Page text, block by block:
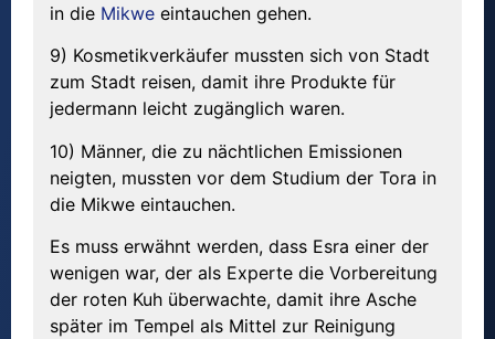
in die Mikwe eintauchen gehen.
9) Kosmetikverkäufer mussten sich von Stadt
zum Stadt reisen, damit ihre Produkte für
jedermann leicht zugänglich waren.
10) Männer, die zu nächtlichen Emissionen
neigten, mussten vor dem Studium der Tora in
die Mikwe eintauchen.
Es muss erwähnt werden, dass Esra einer der
wenigen war, der als Experte die Vorbereitung
der roten Kuh überwachte, damit ihre Asche
später im Tempel als Mittel zur Reinigung